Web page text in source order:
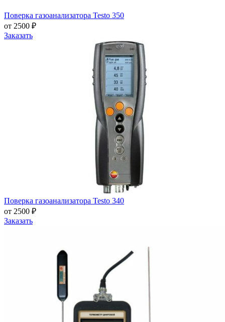
Поверка газоанализатора Testo 350
от 2500 ₽
Заказать
Поверка газоанализатора Testo 340
от 2500 ₽
Заказать